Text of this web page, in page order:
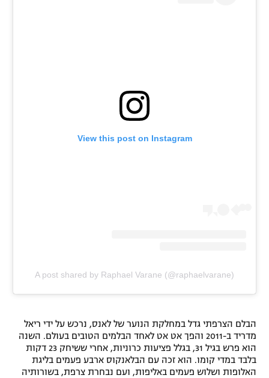
View this post on Instagram
A post shared by Raphael Varane (@raphaelvarane)
הבלם הצרפתי גדל במחלקת הנוער של לאנס, נרכש על ידי ריאל
מדריד ב-2011 והפך אט אט לאחד הבלמים הטובים בעולם. השנה
הוא פרש בגיל 31, בגלל פציעות כרוניות, אחרי ששיחק 23 דקות
בלבד במדי קומו. הוא זכה עם הבלאנקוס ארבע פעמים בליגת
האלופות ושלוש פעמים באליפות, ועם נבחרת צרפת, בשורותיה